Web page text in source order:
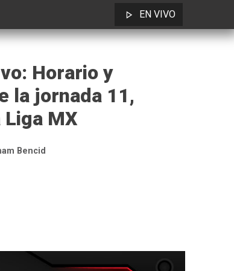
EN VIVO
Horario y
la jornada 11,
MX
Bencid